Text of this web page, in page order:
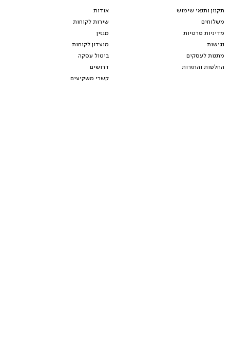
תקנון ותנאי שימוש
משלוחים
מדיניות פרטיות
נגישות
מתנות לעסקים
החלפות והחזרות
אודות
שירות לקוחות
מגזין
מועדון לקוחות
ביטול עסקה
דרושים
קשרי משקיעים